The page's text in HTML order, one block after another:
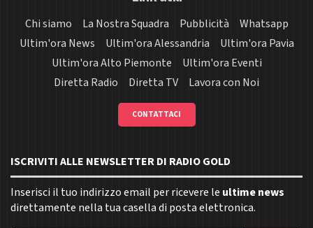
Chi siamo La Nostra Squadra Pubblicità
Whatsapp
Ultim'ora News
Ultim'ora Alessandria
Ultim'ora Pavia
Ultim'ora Alto Piemonte
Ultim'ora Eventi
Diretta Radio
Diretta TV Lavora con Noi
CONTATTACI
ISCRIVITI ALLE NEWSLETTER DI RADIO GOLD
Inserisci il tuo indirizzo email per ricevere le ultime news
direttamente nella tua casella di posta elettronica.